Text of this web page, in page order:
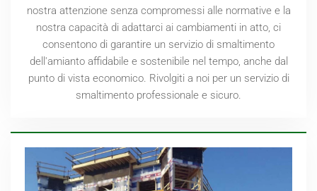
nostra attenzione senza compromessi alle normative e la
nostra capacità di adattarci ai cambiamenti in atto, ci
consentono di garantire un servizio di smaltimento
dell'amianto affidabile e sostenibile nel tempo, anche dal
punto di vista economico. Rivolgiti a noi per un servizio di
smaltimento professionale e sicuro.